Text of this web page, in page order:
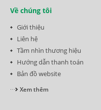
Về chúng tôi
Giới thiệu
Liên hệ
Tầm nhìn thương hiệu
Hướng dẫn thanh toán
Bản đồ website
Xem thêm